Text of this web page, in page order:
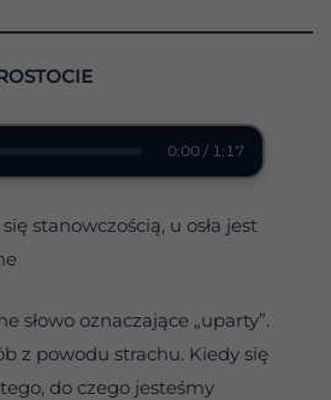
0:00 / 1:17
stanowczością, u osła jest
słowo oznaczające „uparty”.
z powodu strachu. Kiedy się
do czego jesteśmy